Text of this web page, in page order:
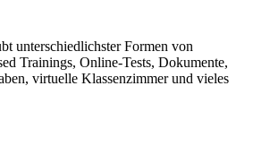
unterschiedlichster Formen von
Trainings, Online-Tests, Dokumente,
virtuelle Klassenzimmer und vieles